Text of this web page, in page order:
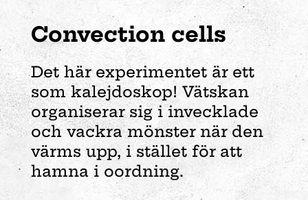
Convection cells
Det här experimentet är ett
som kalejdoskop! Vätskan
organiserar sig i invecklade
och vackra mönster när den
värms upp, i stället för att
hamna i oordning.